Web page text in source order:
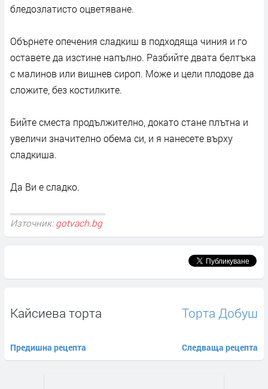
бледозлатисто оцветяване.
Обърнете опечения сладкиш в подходяща чиния и го
оставете да изстине напълно. Разбийте двата белтъка
с малинов или вишнев сироп. Може и цели плодове да
сложите, без костилките.
Бийте сместа продължително, докато стане плътна и
увеличи значително обема си, и я нанесете върху
сладкиша.
Да Ви е сладко.
Източник: gotvach.bg
Кайсиева торта
Предишна рецепта
Торта Добуш
Следваща рецепта